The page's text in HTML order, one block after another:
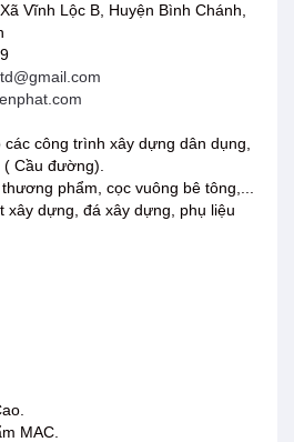
Vĩnh Lộc B, Huyện Bình Chánh,
công trình xây dựng dân dụng,
Cầu đường).
phẩm, cọc vuông bê tông,...
xây dựng, đá xây dựng, phụ liệu
MAC.